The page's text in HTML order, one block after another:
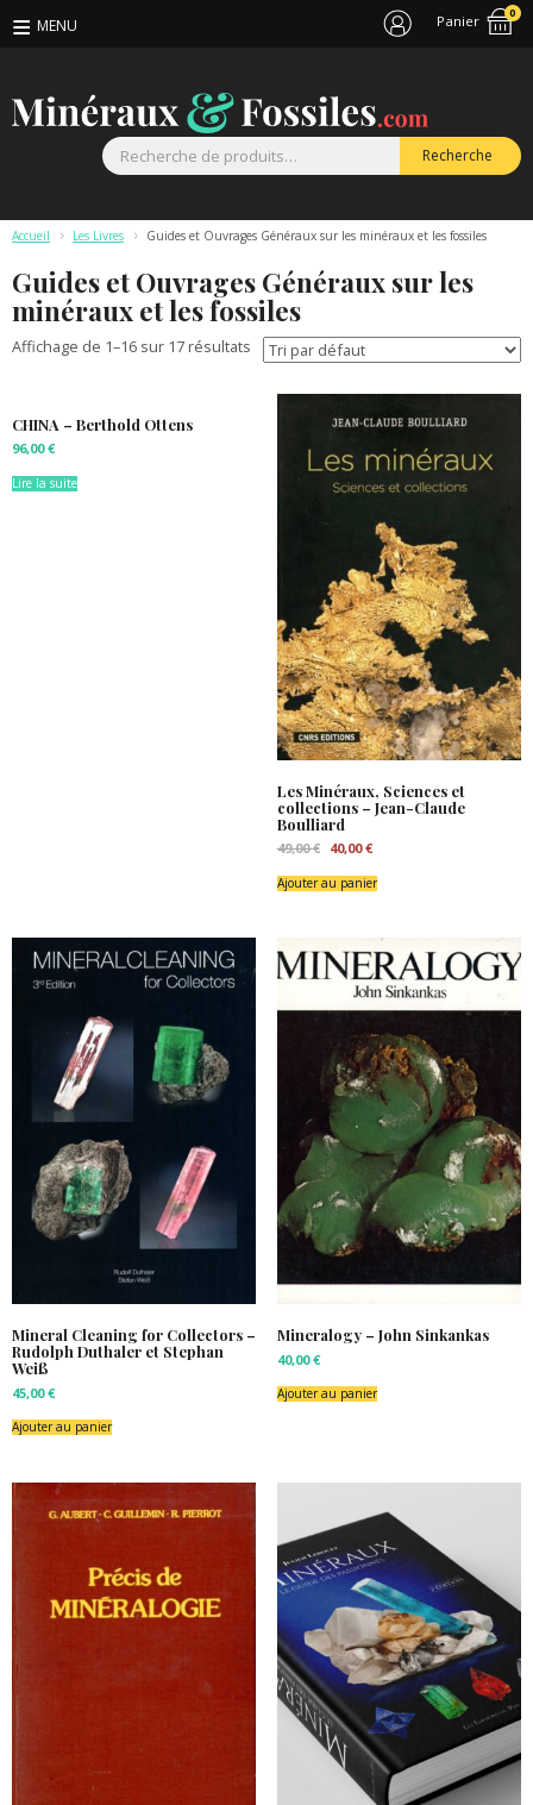
Panier 0
Recherche
Accueil > Les Livres > Guides et Ouvrages Généraux sur les minéraux et les fossiles
Guides et Ouvrages Généraux sur les
minéraux et les fossiles
Affichage de 1–16 sur 17 résultats
CHINA – Berthold Ottens
96,00€
Lire la suite
Les Minéraux, Sciences et
collections – Jean-Claude
Boulliard
49,00€
Le
initial
était :
40,00€Le
actuel
est :
Ajouter au panier
Mineral Cleaning for Collectors –
Rudolph Duthaler et Stephan
Weiß
45,00€
Ajouter au panier
Mineralogy – John Sinkankas
40,00€
Ajouter au panier